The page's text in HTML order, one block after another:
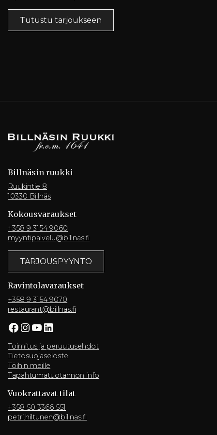
Tutustu tarjoukseen
Billnäsin ruukki
Ruukintie 8
10330 Billnäs
Kokousvaraukset
+358 9 3154 9060
myyntipalvelu@billnas.fi
TARJOUSPYYNTÖ
Ravintola­varaukset
+358 9 3154 9070
restaurant@billnas.fi
Facebook InstagramYouTube LinkedIn
Toimitus ja peruutusehdot
Tietosuojaseloste
Töihin meille
Tapahtumatuotannon info
Vuokrattavat tilat
+358 50 3366 551
petri.hiltunen@billnas.fi